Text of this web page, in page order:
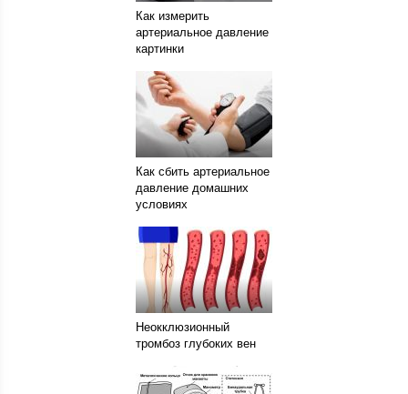
Как измерить
артериальное давление
картинки
Как сбить артериальное
давление домашних
условиях
Неокклюзионный
тромбоз глубоких вен